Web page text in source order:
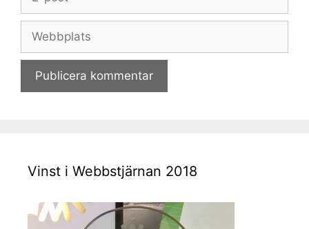
Webbplats
Vinst i Webbstjärnan 2018